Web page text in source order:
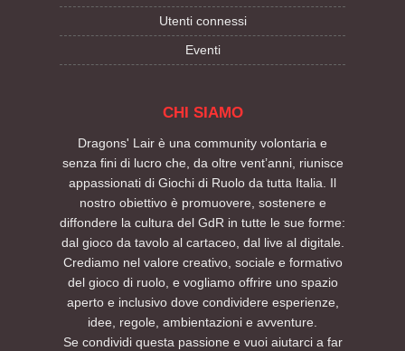
Utenti connessi
Eventi
CHI SIAMO
Dragons' Lair è una community volontaria e
senza fini di lucro che, da oltre vent’anni, riunisce
appassionati di Giochi di Ruolo da tutta Italia. Il
nostro obiettivo è promuovere, sostenere e
diffondere la cultura del GdR in tutte le sue forme:
dal gioco da tavolo al cartaceo, dal live al digitale.
Crediamo nel valore creativo, sociale e formativo
del gioco di ruolo, e vogliamo offrire uno spazio
aperto e inclusivo dove condividere esperienze,
idee, regole, ambientazioni e avventure.
Se condividi questa passione e vuoi aiutarci a far